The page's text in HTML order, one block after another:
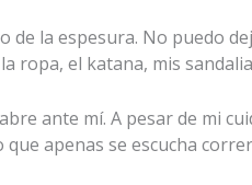
de la espesura. No puedo
ropa, el katana, mis
ante mí. A pesar de mi
apenas se escucha